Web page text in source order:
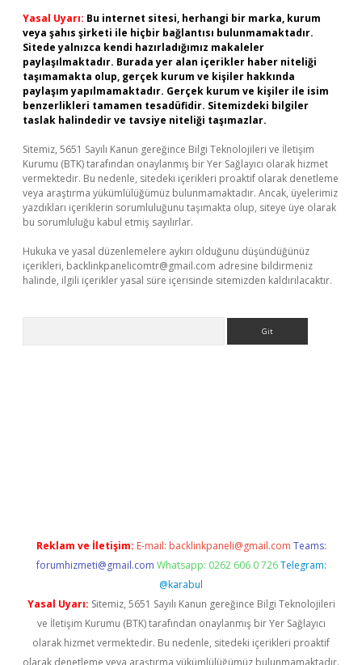
Yasal Uyarı: Bu internet sitesi, herhangi bir marka, kurum
veya şahıs şirketi ile hiçbir bağlantısı bulunmamaktadır.
Sitede yalnızca kendi hazırladığımız makaleler
paylaşılmaktadır. Burada yer alan içerikler haber niteliği
taşımamakta olup, gerçek kurum ve kişiler hakkında
paylaşım yapılmamaktadır. Gerçek kurum ve kişiler ile isim
benzerlikleri tamamen tesadüfidir. Sitemizdeki bilgiler
taslak halindedir ve tavsiye niteliği taşımazlar.
Sitemiz, 5651 Sayılı Kanun gereğince Bilgi Teknolojileri ve İletişim
Kurumu (BTK) tarafından onaylanmış bir Yer Sağlayıcı olarak hizmet
vermektedir. Bu nedenle, sitedeki içerikleri proaktif olarak denetleme
veya araştırma yükümlülüğümüz bulunmamaktadır. Ancak, üyelerimiz
yazdıkları içeriklerin sorumluluğunu taşımakta olup, siteye üye olarak
bu sorumluluğu kabul etmiş sayılırlar.
Hukuka ve yasal düzenlemelere aykırı olduğunu düşündüğünüz
içerikleri, backlinkpanelicomtr@gmail.com adresine bildirmeniz
halinde, ilgili içerikler yasal süre içerisinde sitemizden kaldırılacaktır.
Reklam ve İletişim: E-mail: backlinkpaneli@gmail.com Teams:
forumhizmeti@gmail.com Whatsapp: 0262 606 0 726 Telegram:
@karabul
Yasal Uyarı: Sitemiz, 5651 Sayılı Kanun gereğince Bilgi Teknolojileri
ve İletişim Kurumu (BTK) tarafından onaylanmış bir Yer Sağlayıcı
olarak hizmet vermektedir. Bu nedenle, sitedeki içerikleri proaktif
olarak denetleme veya araştırma yükümlülüğümüz bulunmamaktadır.